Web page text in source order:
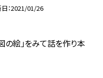
2021/01/26
の絵」をみて話を作り本